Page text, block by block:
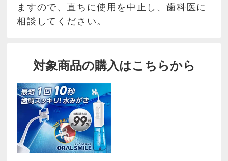
ますので、直ちに使用を中止し、歯科医に
相談してください。
対象商品の購入はこちらから